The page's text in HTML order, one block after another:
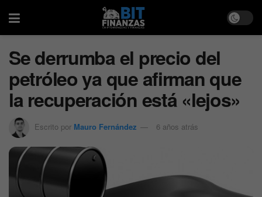
Se derrumba el precio del
petróleo ya que afirman que
la recuperación está «lejos»
Escrito por Mauro Fernández 6 años atrás